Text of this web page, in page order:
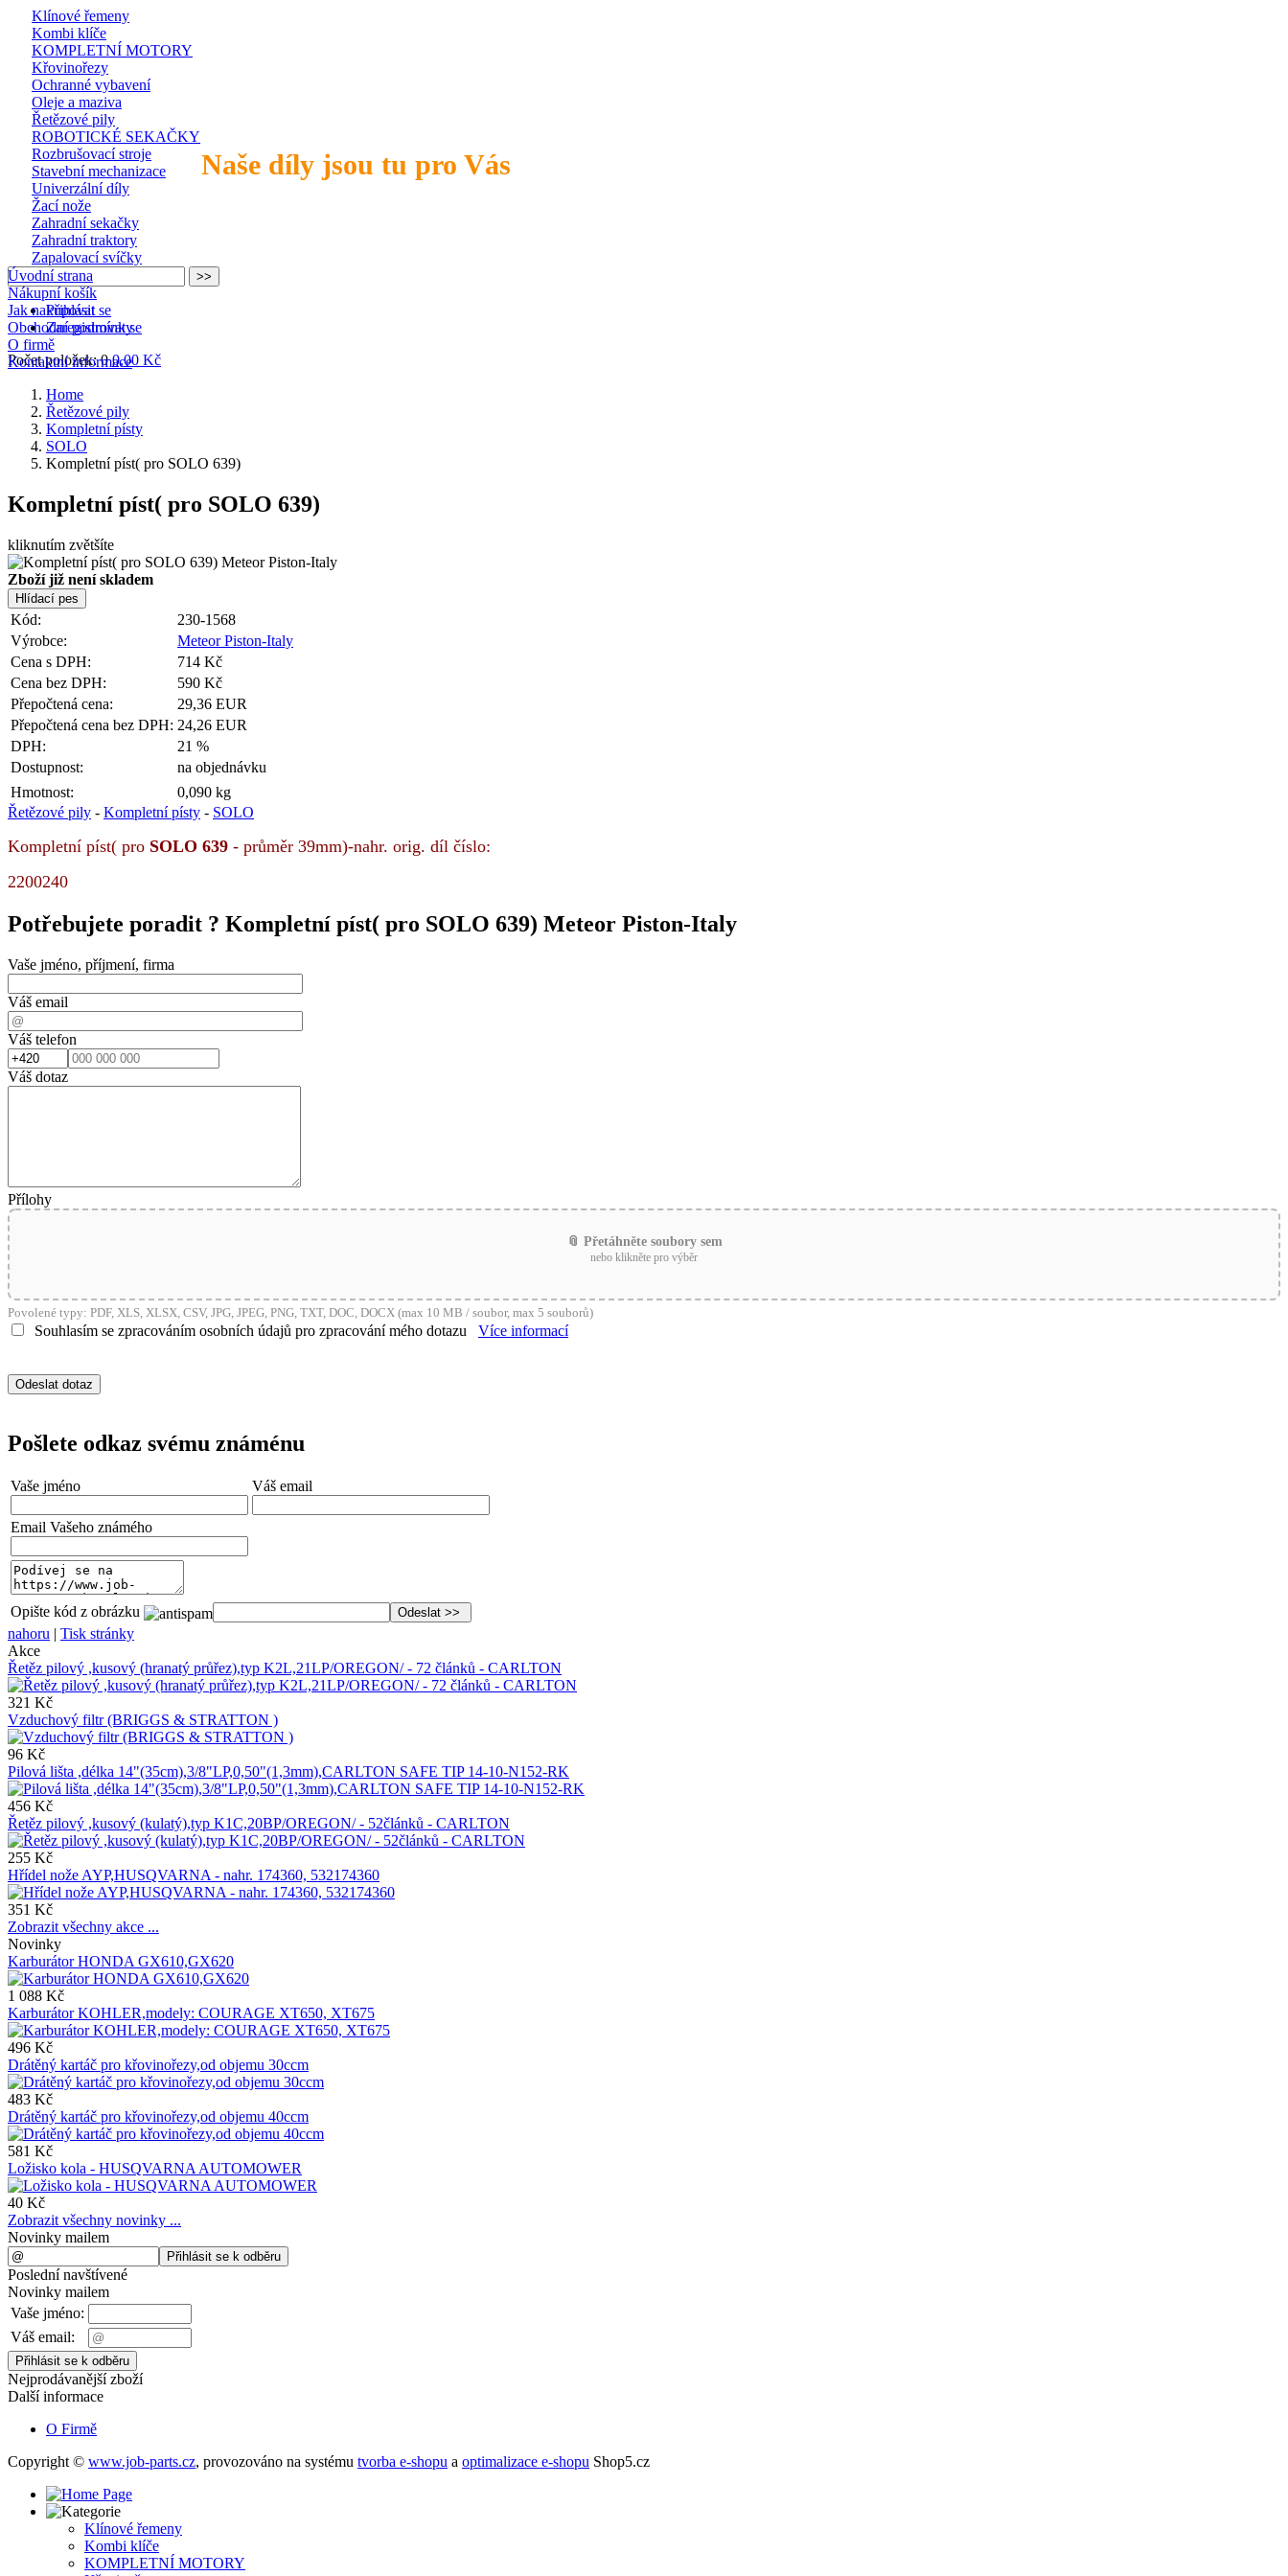
Naše díly jsou tu pro Vás
Klínové řemeny
Kombi klíče
KOMPLETNÍ MOTORY
Křovinořezy
Ochranné vybavení
Oleje a maziva
Řetězové pily
ROBOTICKÉ SEKAČKY
Rozbrušovací stroje
Stavební mechanizace
Univerzální díly
Žací nože
Zahradní sekačky
Zahradní traktory
Zapalovací svíčky
Přihlásit se
Zaregistrovat se
Počet položek: 0 0,00 Kč
Úvodní strana
Nákupní košík
Jak nakupovat
Obchodní podmínky
O firmě
Kontaktní informace
Home
Řetězové pily
Kompletní písty
SOLO
Kompletní píst( pro SOLO 639)
Kompletní píst( pro SOLO 639)
kliknutím zvětšíte
Zboží již není skladem
Kód:
230-1568
Výrobce:
Meteor Piston-Italy
Cena s DPH:
714 Kč
Cena bez DPH:
590 Kč
Přepočtená cena:
29,36 EUR
Přepočtená cena bez DPH: 24,26 EUR
DPH:
21 %
Dostupnost:
na objednávku
Hmotnost:
0,090 kg
Řetězové pily - Kompletní písty - SOLO
Kompletní píst( pro SOLO 639 - průměr 39mm)-nahr. orig. díl číslo:
2200240
Potřebujete poradit ? Kompletní píst( pro SOLO 639) Meteor Piston-Italy
Vaše jméno, příjmení, firma
Váš email
Váš telefon
Váš dotaz
Přílohy
📎 Přetáhněte soubory sem
nebo klikněte pro výběr
Povolené typy: PDF, XLS, XLSX, CSV, JPG, JPEG, PNG, TXT, DOC, DOCX (max 10 MB / soubor, max 5 souborů)
Souhlasím se zpracováním osobních údajů pro zpracování mého dotazu Více informací
Pošlete odkaz svému známénu
Vaše jméno Váš email
Email Vašeho známého
Opište kód z obrázku
nahoru | Tisk stránky
Akce
Řetěz pilový ,kusový (hranatý průřez),typ K2L,21LP/OREGON/ - 72 článků - CARLTON
321 Kč
Vzduchový filtr (BRIGGS & STRATTON )
96 Kč
Pilová lišta ,délka 14"(35cm),3/8"LP,0,50"(1,3mm),CARLTON SAFE TIP 14-10-N152-RK
456 Kč
Řetěz pilový ,kusový (kulatý),typ K1C,20BP/OREGON/ - 52článků - CARLTON
255 Kč
Hřídel nože AYP,HUSQVARNA - nahr. 174360, 532174360
351 Kč
Zobrazit všechny akce ...
Novinky
Karburátor HONDA GX610,GX620
1 088 Kč
Karburátor KOHLER,modely: COURAGE XT650, XT675
496 Kč
Drátěný kartáč pro křovinořezy,od objemu 30ccm
483 Kč
Drátěný kartáč pro křovinořezy,od objemu 40ccm
581 Kč
Ložisko kola - HUSQVARNA AUTOMOWER
40 Kč
Zobrazit všechny novinky ...
Novinky mailem
Poslední navštívené
Novinky mailem
Vaše jméno:
Váš email:
Nejprodávanější zboží
Další informace
O Firmě
Copyright © www.job-parts.cz, provozováno na systému tvorba e-shopu a optimalizace e-shopu Shop5.cz
Klínové řemeny
Kombi klíče
KOMPLETNÍ MOTORY